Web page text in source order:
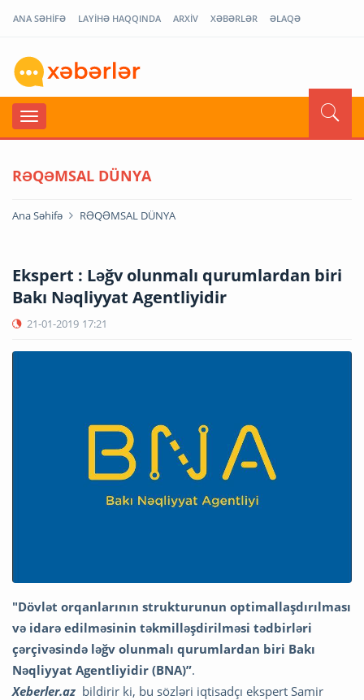
ANA SƏHİFƏ LAYİHƏ HAQQINDA ARXİV XƏBƏRLƏR ƏLAQƏ
RƏQƏMSAL DÜNYA
Ana Səhifə RƏQƏMSAL DÜNYA
Ekspert : Ləğv olunmalı qurumlardan biri
Bakı Nəqliyyat Agentliyidir
21-01-2019 17:21
"Dövlət orqanlarının strukturunun optimallaşdırılması
və idarə edilməsinin təkmilləşdirilməsi tədbirləri
çərçivəsində ləğv olunmalı qurumlardan biri Bakı
Nəqliyyat Agentliyidir (BNA)”.
Xeberler.az bildirir ki, bu sözləri iqtisadçı ekspert Samir